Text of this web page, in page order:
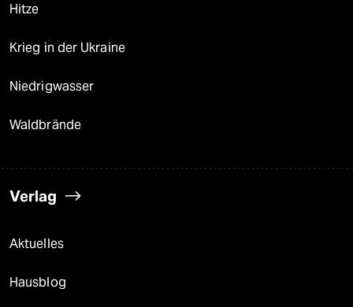
Hitze
Krieg in der Ukraine
Niedrigwasser
Waldbrände
Verlag
Aktuelles
Hausblog